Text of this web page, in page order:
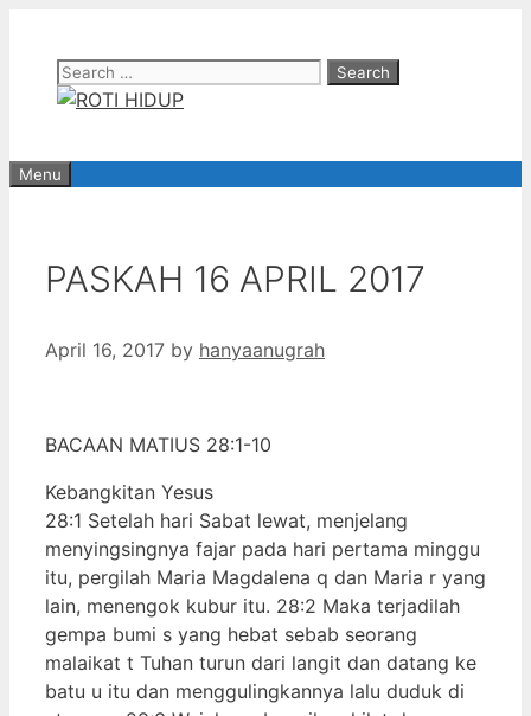
contentSearch
for:
Menu
PASKAH 16 APRIL 2017
April 16, 2017 by hanyaanugrah
BACAAN MATIUS 28:1-10
Kebangkitan Yesus
28:1 Setelah hari Sabat lewat, menjelang
menyingsingnya fajar pada hari pertama minggu
itu, pergilah Maria Magdalena q dan Maria r yang
lain, menengok kubur itu. 28:2 Maka terjadilah
gempa bumi s yang hebat sebab seorang
malaikat t Tuhan turun dari langit dan datang ke
batu u itu dan menggulingkannya lalu duduk di